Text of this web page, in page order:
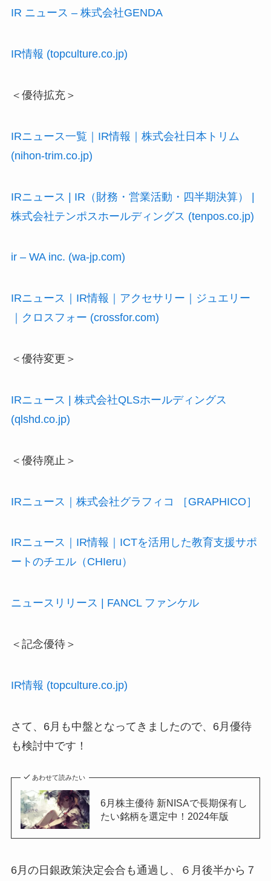
IR ニュース – 株式会社GENDA
IR情報 (topculture.co.jp)
＜優待拡充＞
IRニュース一覧｜IR情報｜株式会社日本トリム
(nihon-trim.co.jp)
IRニュース | IR（財務・営業活動・四半期決算） |
株式会社テンポスホールディングス (tenpos.co.jp)
ir – WA inc. (wa-jp.com)
IRニュース｜IR情報｜アクセサリー｜ジュエリー
｜クロスフォー (crossfor.com)
＜優待変更＞
IRニュース | 株式会社QLSホールディングス
(qlshd.co.jp)
＜優待廃止＞
IRニュース｜株式会社グラフィコ ［GRAPHICO］
IRニュース｜IR情報｜ICTを活用した教育支援サポ
ートのチエル（CHIeru）
ニュースリリース | FANCL ファンケル
＜記念優待＞
IR情報 (topculture.co.jp)
さて、6月も中盤となってきましたので、6月優待
も検討中です！
あわせて読みたい
6月株主優待 新NISAで長期保有し
たい銘柄を選定中！2024年版
6月の日銀政策決定会合も通過し、６月後半から７